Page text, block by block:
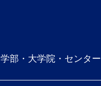
学部・大学院・センター